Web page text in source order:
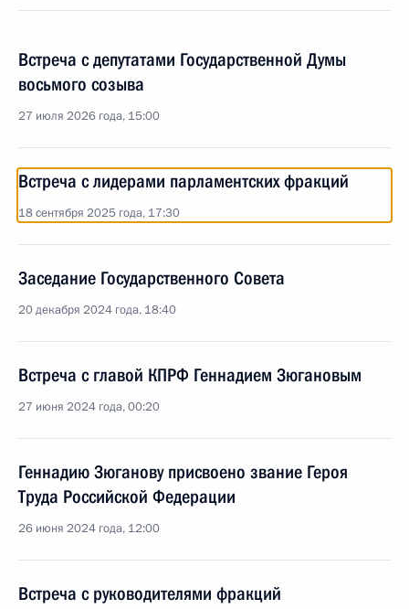
Встреча с депутатами Государственной Думы
восьмого созыва
27 июля 2026 года, 15:00
Встреча с лидерами парламентских фракций
18 сентября 2025 года, 17:30
Заседание Государственного Совета
20 декабря 2024 года, 18:40
Встреча с главой КПРФ Геннадием Зюгановым
27 июня 2024 года, 00:20
Геннадию Зюганову присвоено звание Героя
Труда Российской Федерации
26 июня 2024 года, 12:00
Встреча с руководителями фракций